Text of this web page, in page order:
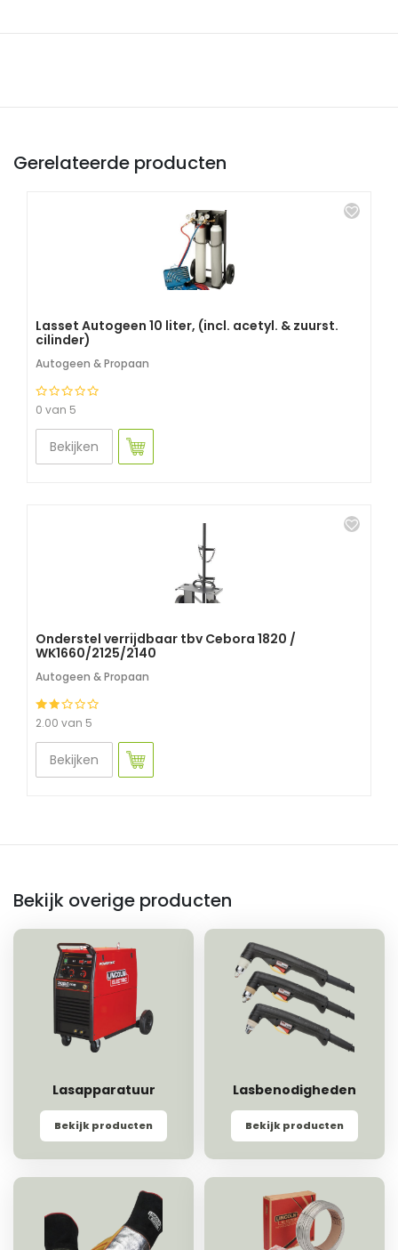
Gerelateerde producten
Lasset Autogeen 10 liter, (incl. acetyl. & zuurst.
cilinder)
Autogeen & Propaan
0 van 5
Bekijken
Onderstel verrijdbaar tbv Cebora 1820 /
WK1660/2125/2140
Autogeen & Propaan
2.00 van 5
Bekijken
Bekijk overige producten
Lasapparatuur
Bekijk producten
Lasbenodigheden
Bekijk producten